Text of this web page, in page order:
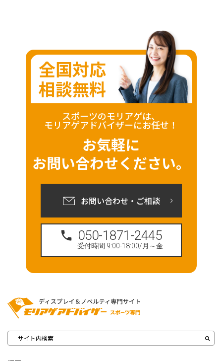
全国対応
相談無料
スポーツのモリアゲは、
モリアゲアドバイザーにお任せ！
お気軽に
お問い合わせください。
お問い合わせ・ご相談
050-1871-2445
受付時間 9:00-18:00/月～金